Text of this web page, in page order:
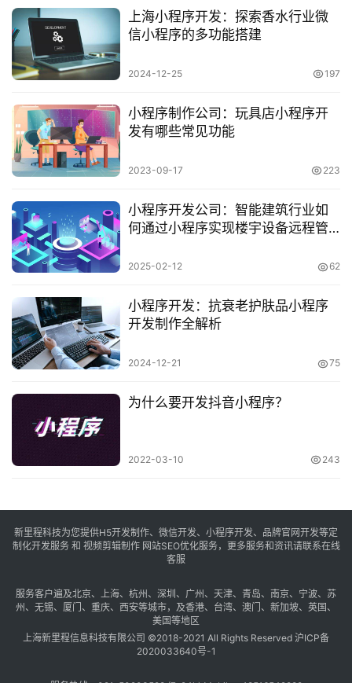
上海小程序开发：探索香水行业微
信小程序的多功能搭建
2024-12-25 197
小程序制作公司：玩具店小程序开
发有哪些常见功能
2023-09-17 223
小程序开发公司：智能建筑行业如
何通过小程序实现楼宇设备远程管
2025-02-12 62
小程序开发：抗衰老护肤品小程序
开发制作全解析
2024-12-21 75
为什么要开发抖音小程序？
2022-03-10 243
新里程科技为您提供H5开发制作、微信开发、小程序开发、品牌官网开发等定
制化开发服务 和 视频剪辑制作 网站SEO优化服务，更多服务和资讯请联系在线
客服
服务客户遍及北京、 上海、 杭州 、 深圳 、 广州 、 天津、 青岛、 南京、 宁波、 苏
州 、 无锡、 厦门 、 重庆、 西安等城市，及香港、 台湾、 澳门 、 新加坡、 英国 、
美国等地区
上海新里程信息科技有限公司 ©2018-2021 All Rights Reserved 沪ICP备
2020033640号-1